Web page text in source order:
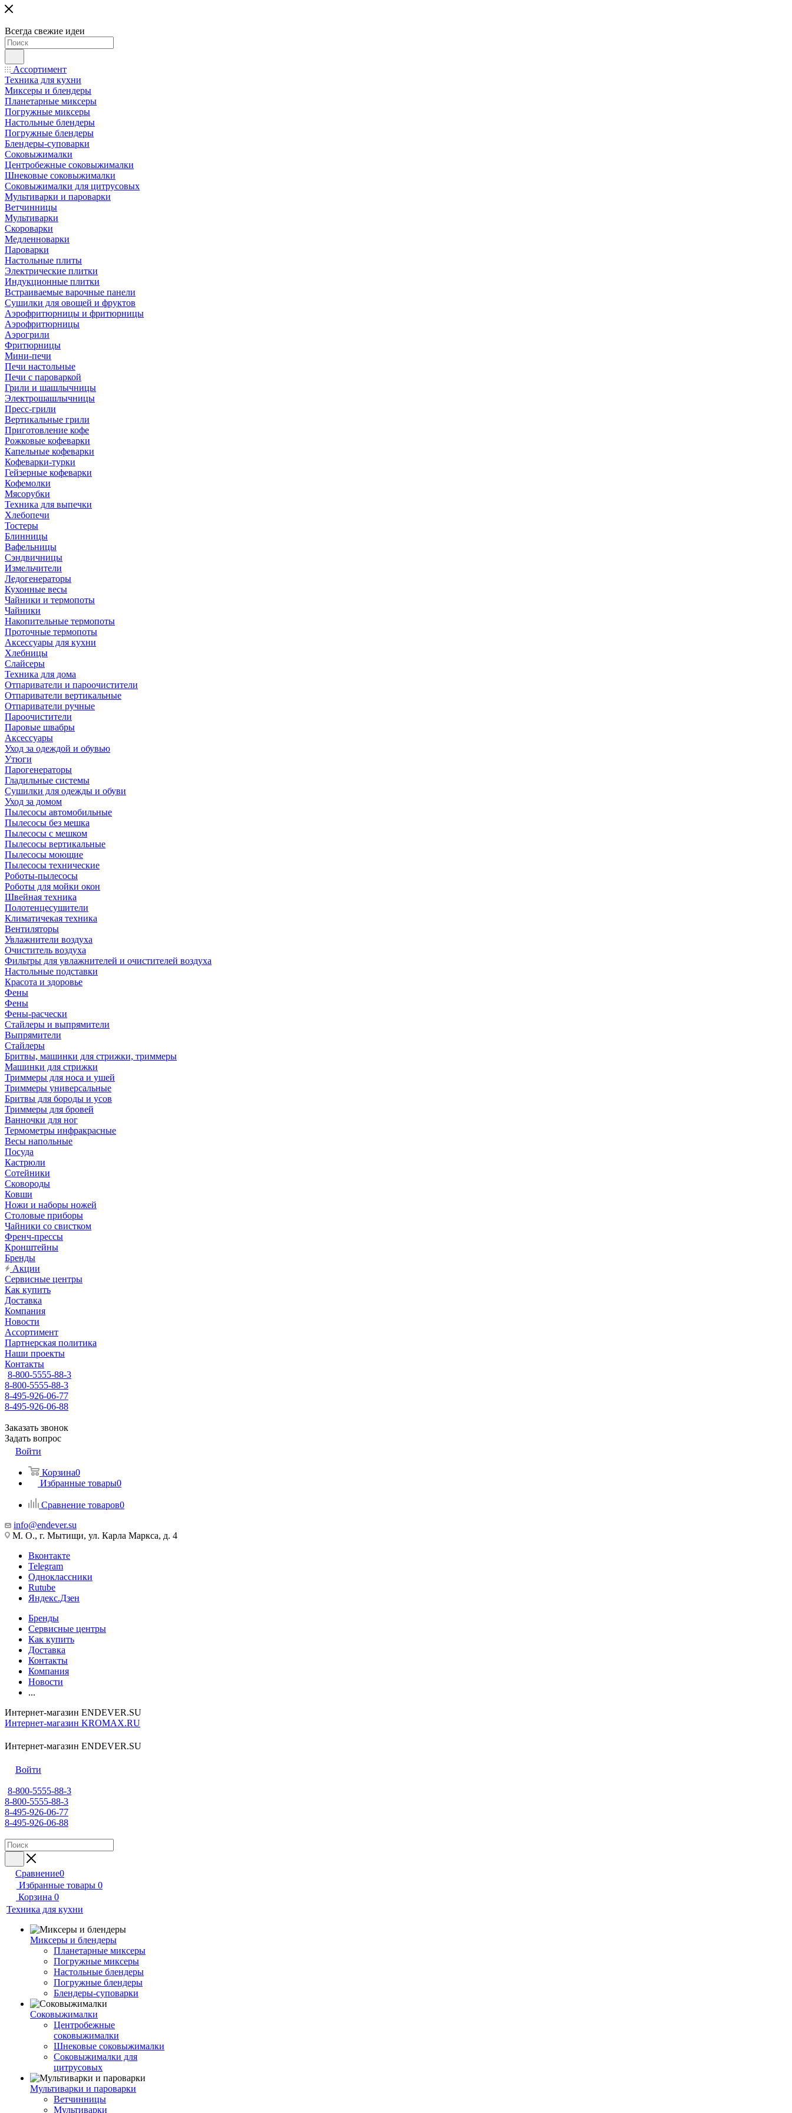
Всегда свежие идеи
Ассортимент
Техника для кухни
Миксеры и блендеры
Планетарные миксеры
Погружные миксеры
Настольные блендеры
Погружные блендеры
Блендеры-суповарки
Соковыжималки
Центробежные соковыжималки
Шнековые соковыжималки
Соковыжималки для цитрусовых
Мультиварки и пароварки
Ветчинницы
Мультиварки
Скороварки
Медленноварки
Пароварки
Настольные плиты
Электрические плитки
Индукционные плитки
Встраиваемые варочные панели
Сушилки для овощей и фруктов
Аэрофритюрницы и фритюрницы
Аэрофритюрницы
Аэрогрили
Фритюрницы
Мини-печи
Печи настольные
Печи с пароваркой
Грили и шашлычницы
Электрошашлычницы
Пресс-грили
Вертикальные грили
Приготовление кофе
Рожковые кофеварки
Капельные кофеварки
Кофеварки-турки
Гейзерные кофеварки
Кофемолки
Мясорубки
Техника для выпечки
Хлебопечи
Тостеры
Блинницы
Вафельницы
Сэндвичницы
Измельчители
Ледогенераторы
Кухонные весы
Чайники и термопоты
Чайники
Накопительные термопоты
Проточные термопоты
Аксессуары для кухни
Хлебницы
Слайсеры
Техника для дома
Отпариватели и пароочистители
Отпариватели вертикальные
Отпариватели ручные
Пароочистители
Паровые швабры
Аксессуары
Уход за одеждой и обувью
Утюги
Парогенераторы
Гладильные системы
Сушилки для одежды и обуви
Уход за домом
Пылесосы автомобильные
Пылесосы без мешка
Пылесосы с мешком
Пылесосы вертикальные
Пылесосы моющие
Пылесосы технические
Роботы-пылесосы
Роботы для мойки окон
Швейная техника
Полотенцесушители
Климатичекая техника
Вентиляторы
Увлажнители воздуха
Очиститель воздуха
Фильтры для увлажнителей и очистителей воздуха
Настольные подставки
Красота и здоровье
Фены
Фены
Фены-расчески
Стайлеры и выпрямители
Выпрямители
Стайлеры
Бритвы, машинки для стрижки, триммеры
Машинки для стрижки
Триммеры для носа и ушей
Триммеры универсальные
Бритвы для бороды и усов
Триммеры для бровей
Ванночки для ног
Термометры инфракрасные
Весы напольные
Посуда
Кастрюли
Сотейники
Сковороды
Ковши
Ножи и наборы ножей
Столовые приборы
Чайники со свистком
Френч-прессы
Кронштейны
Бренды
Акции
Сервисные центры
Как купить
Доставка
Компания
Новости
Ассортимент
Партнерская политика
Наши проекты
Контакты
8-800-5555-88-3
8-800-5555-88-3
8-495-926-06-77
8-495-926-06-88
Заказать звонок
Задать вопрос
Войти
Корзина0
Избранные товары0
Сравнение товаров0
info@endever.su
М. О., г. Мытищи, ул. Карла Маркса, д. 4
Вконтакте
Telegram
Одноклассники
Rutube
Яндекс.Дзен
Бренды
Сервисные центры
Как купить
Доставка
Контакты
Компания
Новости
...
Интернет-магазин ENDEVER.SU
Интернет-магазин KROMAX.RU
Интернет-магазин ENDEVER.SU
Войти
8-800-5555-88-3
8-800-5555-88-3
8-495-926-06-77
8-495-926-06-88
Сравнение0
Избранные товары 0
Корзина 0
Техника для кухни
Миксеры и блендеры
Планетарные миксеры
Погружные миксеры
Настольные блендеры
Погружные блендеры
Блендеры-суповарки
Соковыжималки
Центробежные
соковыжималки
Шнековые соковыжималки
Соковыжималки для
цитрусовых
Мультиварки и пароварки
Ветчинницы
Мультиварки